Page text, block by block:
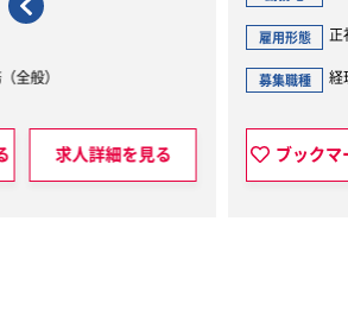
経理・財務（全般）
ブックマークする 求人